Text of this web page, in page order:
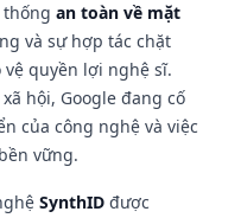
thống an toàn về mặt
và sự hợp tác chặt
quyền lợi nghệ sĩ.
hội, Google đang cố
của công nghệ và việc
vững.
SynthID được